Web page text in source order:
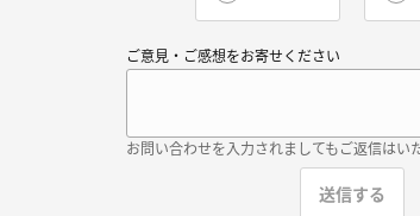
ご意見・ご感想をお寄せください
お問い合わせを入力されましてもご返信はい